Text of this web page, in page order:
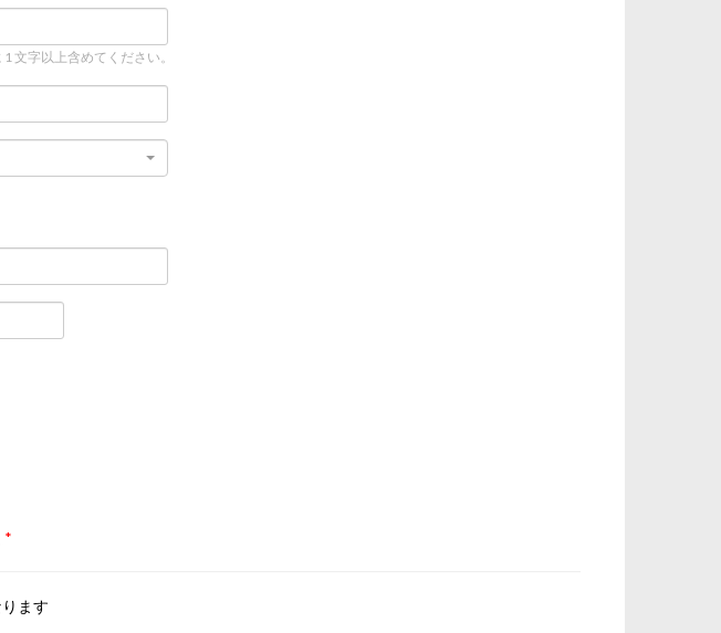
文字以上含めてください。
ます